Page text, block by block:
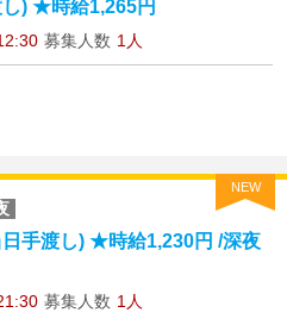
) ★時給1,265円
募集人数 1人
NEW
手渡し) ★時給1,230円 /深夜
募集人数 1人